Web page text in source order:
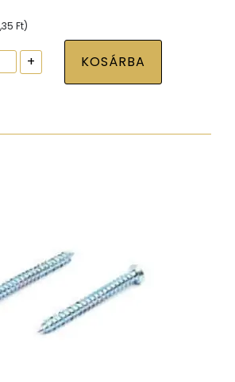
Ft)
+ KOSÁRBA